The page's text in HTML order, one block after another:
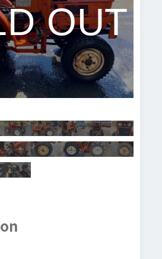
OUT